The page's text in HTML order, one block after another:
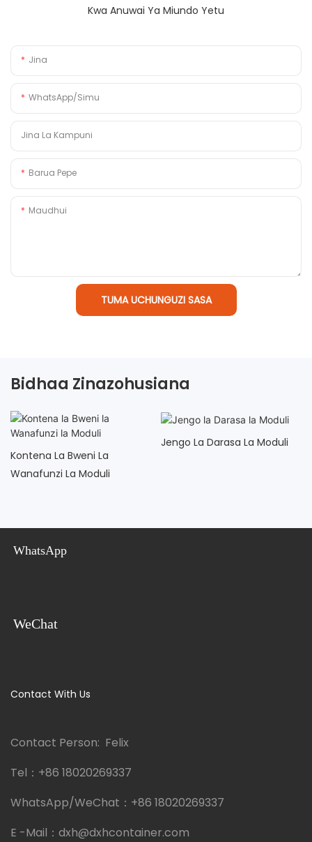
Kwa Anuwai Ya Miundo Yetu
Jina
WhatsApp/Simu
Jina La Kampuni
Barua Pepe
Maudhui
TUMA UCHUNGUZI SASA
Bidhaa Zinazohusiana
Kontena La Bweni La
Wanafunzi La Moduli
Jengo La Darasa La Moduli
WhatsApp
WeChat
Contact With Us
Contact Person: Felix
Tel： +86 18020269337
WhatsApp/WeChat： +86 18020269337
E -Mail： dxh@dxhcontainer.com